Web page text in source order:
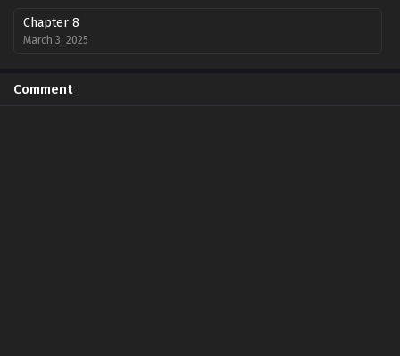
Chapter 8
March 3, 2025
March 3, 2025
Comment